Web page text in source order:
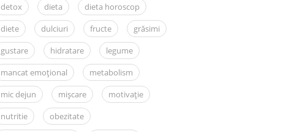
detox
dieta
dieta horoscop
diete
dulciuri fructe
grăsimi
gustare
hidratare
legume
mancat emoțional
metabolism
mic dejun
mișcare
motivație
nutritie
obezitate